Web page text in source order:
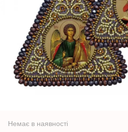
Немає в наявності